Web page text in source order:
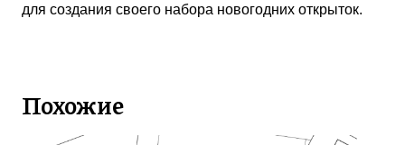
для создания своего набора новогодних открыток.
Похожие